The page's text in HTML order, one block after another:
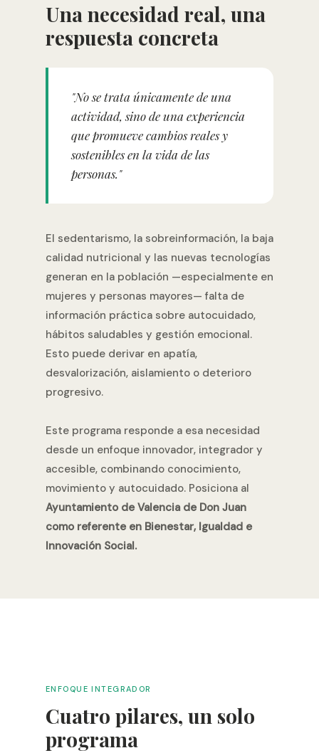
Una necesidad real, una
respuesta concreta
"No se trata únicamente de una
actividad, sino de una experiencia
que promueve cambios reales y
sostenibles en la vida de las
personas."
El sedentarismo, la sobreinformación, la baja
calidad nutricional y las nuevas tecnologías
generan en la población —especialmente en
mujeres y personas mayores— falta de
información práctica sobre autocuidado,
hábitos saludables y gestión emocional.
Esto puede derivar en apatía,
desvalorización, aislamiento o deterioro
progresivo.
Este programa responde a esa necesidad
desde un enfoque innovador, integrador y
accesible, combinando conocimiento,
movimiento y autocuidado. Posiciona al
Ayuntamiento de Valencia de Don Juan
como referente en Bienestar, Igualdad e
Innovación Social.
ENFOQUE INTEGRADOR
Cuatro pilares, un solo
programa